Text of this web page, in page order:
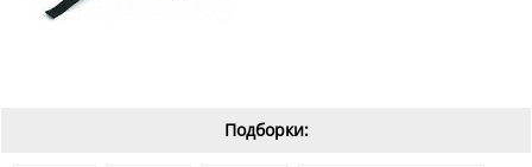
Подборки: